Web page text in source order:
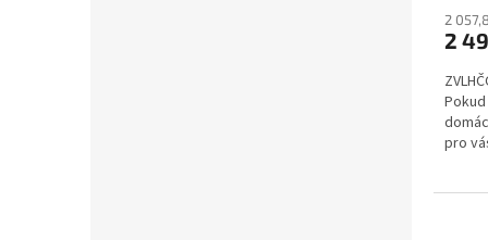
2
2
pro